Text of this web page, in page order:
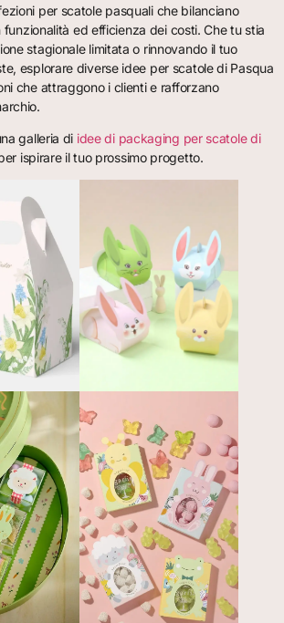
per scatole pasquali che bilanciano
funzionalità ed efficienza dei costi. Che tu stia
stagionale limitata o rinnovando il tuo
esplorare diverse idee per scatole di Pasqua
che attraggono i clienti e rafforzano
galleria di idee di packaging per scatole di
ispirare il tuo prossimo progetto.